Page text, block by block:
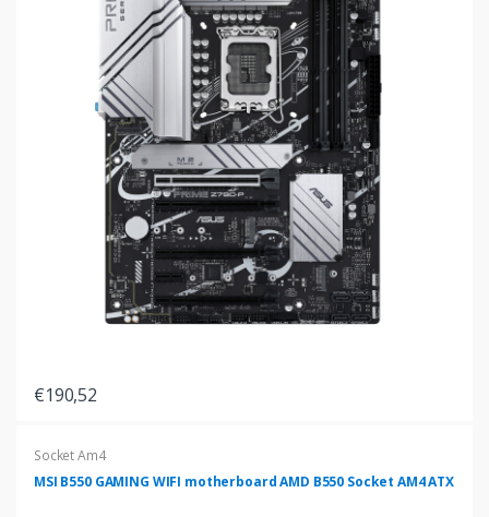
€190,52
Socket Am4
MSI B550 GAMING WIFI motherboard AMD B550 Socket AM4 ATX